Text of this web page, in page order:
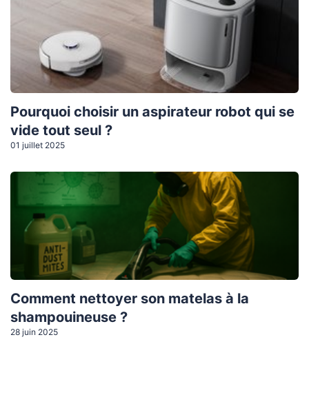
Pourquoi choisir un aspirateur robot qui se
vide tout seul ?
01 juillet 2025
Comment nettoyer son matelas à la
shampouineuse ?
28 juin 2025